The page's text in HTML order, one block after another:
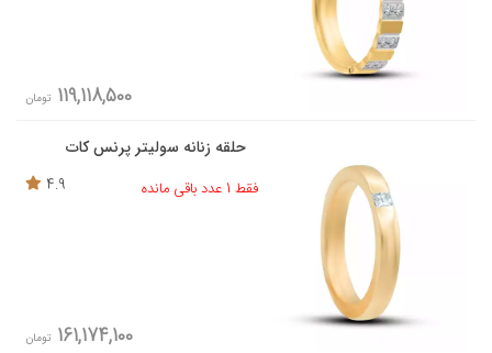
119,118,500 تومان
حلقه زنانه سولیتر پرنس کات
فقط 1 عدد باقی مانده
4.9
161,174,100 تومان